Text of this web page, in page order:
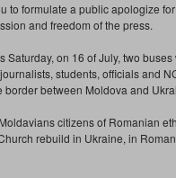
to formulate a public apologize
and freedom of the press.
Saturday, on 16 of July, two
students, officials and
border between Moldova and
citizens of Romanian
rebuild in Ukraine, in